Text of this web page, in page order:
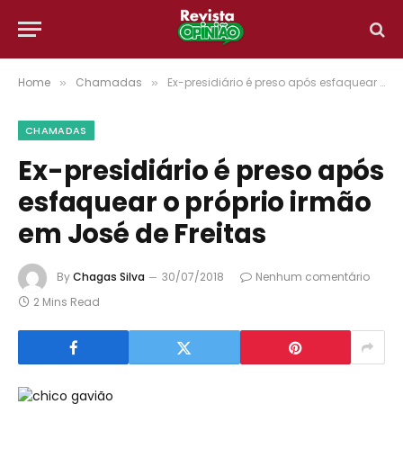
Home » Chamadas » Ex-presidiário é preso após esfaquear o próprio irmão em José de Freitas
CHAMADAS
Ex-presidiário é preso após
esfaquear o próprio irmão
em José de Freitas
ByChagas Silva 30/07/2018
Nenhum comentário
2 Mins Read